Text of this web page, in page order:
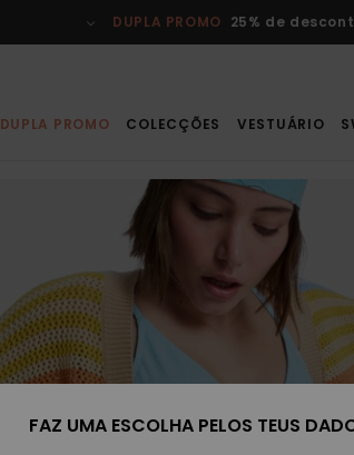
DUPLA PROMO 25% de
DUPLA PROMO COLECÇÕES VESTUÁRIO
FAZ UMA ESCOLHA PELOS TEUS